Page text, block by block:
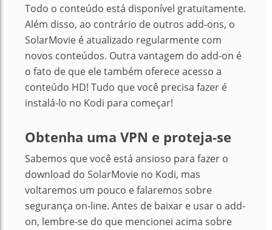
Todo o conteúdo está disponível gratuitamente.
Além disso, ao contrário de outros add-ons, o
SolarMovie é atualizado regularmente com
novos conteúdos. Outra vantagem do add-on é
o fato de que ele também oferece acesso a
conteúdo HD! Tudo que você precisa fazer é
instalá-lo no Kodi para começar!
Obtenha uma VPN e proteja-se
Sabemos que você está ansioso para fazer o
download do SolarMovie no Kodi, mas
voltaremos um pouco e falaremos sobre
segurança on-line. Antes de baixar e usar o add-
on, lembre-se do que mencionei acima sobre